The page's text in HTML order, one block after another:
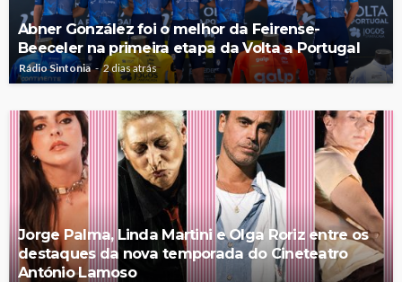
Abner González foi o melhor da Feirense-
Beeceler na primeira etapa da Volta a Portugal
Rádio Sintonia 2 dias atrás
Jorge Palma, Linda Martini e Olga Roriz entre os
destaques da nova temporada do Cineteatro
António Lamoso